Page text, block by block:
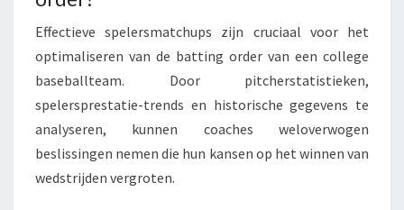
Effectieve spelersmatchups zijn cruciaal voor het
optimaliseren van de batting order van een college
baseballteam. Door pitcherstatistieken,
spelersprestatie-trends en historische gegevens te
analyseren, kunnen coaches weloverwogen
beslissingen nemen die hun kansen op het winnen van
wedstrijden vergroten.